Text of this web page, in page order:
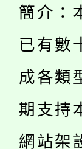
局
8
開!
田
桃
視
半
大
份
大
簡介：
已有數
成各類
期支持
網站架